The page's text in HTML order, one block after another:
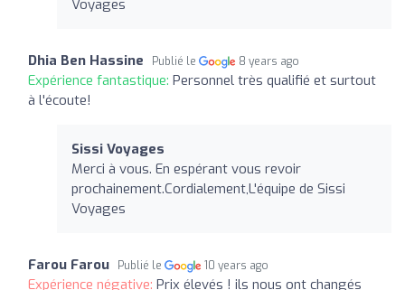
Voyages
Dhia Ben Hassine Publié le 8 years ago
Expérience fantastique: Personnel très qualifié et surtout
à l'écoute!
Sissi Voyages
Merci à vous. En espérant vous revoir
prochainement.Cordialement,L'équipe de Sissi
Voyages
Farou Farou Publié le 10 years ago
Expérience négative: Prix élevés ! ils nous ont changés